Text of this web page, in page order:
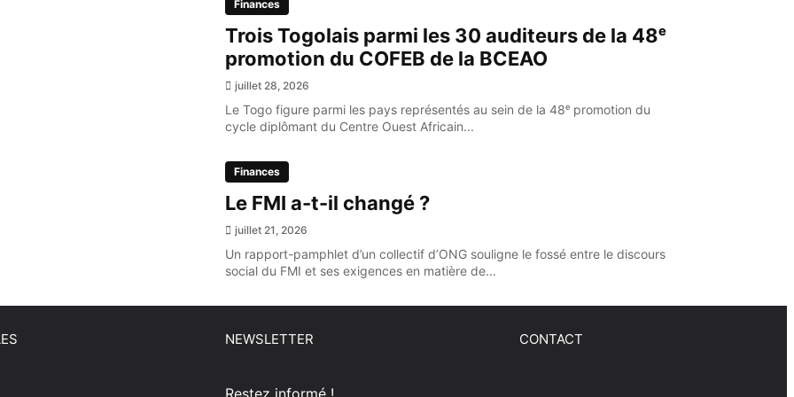
Finances
Trois Togolais parmi les 30 auditeurs de la 48ᵉ
promotion du COFEB de la BCEAO
juillet 28, 2026
Le Togo figure parmi les pays représentés au sein de la 48ᵉ promotion du
cycle diplômant du Centre Ouest Africain...
Finances
Le FMI a-t-il changé ?
juillet 21, 2026
Un rapport-pamphlet d’un collectif d’ONG souligne le fossé entre le discours
social du FMI et ses exigences en matière de...
NEWSLETTER
Restez informé !
CONTACT